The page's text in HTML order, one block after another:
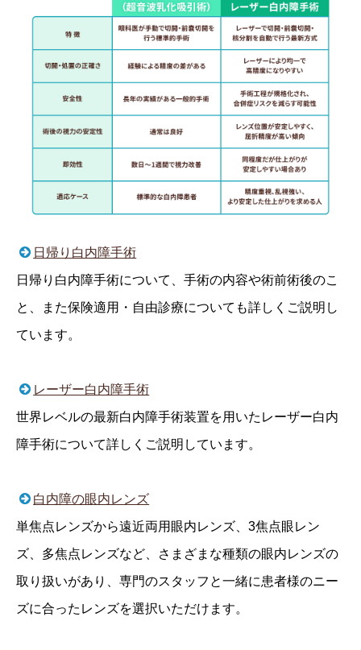
日帰り白内障手術
日帰り白内障手術について、手術の内容や術前術後のこ
と、また保険適用・自由診療についても詳しくご説明し
ています。
レーザー白内障手術
世界レベルの最新白内障手術装置を用いたレーザー白内
障手術について詳しくご説明しています。
白内障の眼内レンズ
単焦点レンズから遠近両用眼内レンズ、3焦点眼レン
ズ、多焦点レンズなど、さまざまな種類の眼内レンズの
取り扱いがあり、専門のスタッフと一緒に患者様のニー
ズに合ったレンズを選択いただけます。